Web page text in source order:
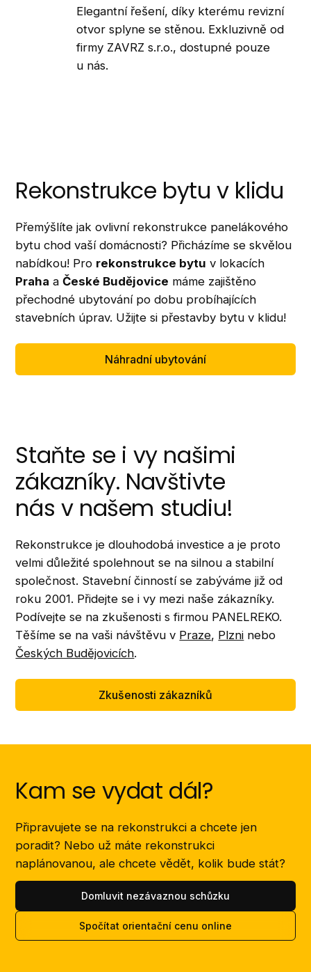
Elegantní řešení, díky kterému revizní
otvor splyne se stěnou. Exkluzivně od
firmy ZAVRZ s.r.o., dostupné pouze
u nás.
Rekonstrukce bytu v klidu
Přemýšlíte jak ovlivní rekonstrukce panelákového
bytu chod vaší domácnosti? Přicházíme se skvělou
nabídkou! Pro rekonstrukce bytu v lokacích
Praha aČeské Budějovice máme zajištěno
přechodné ubytování po dobu probíhajících
stavebních úprav. Užijte si přestavby bytu v klidu!
Náhradní ubytování
Staňte se i vy našimi
zákazníky. Navštivte
nás v našem studiu!
Rekonstrukce je dlouhodobá investice a je proto
velmi důležité spolehnout se na silnou a stabilní
společnost. Stavební činností se zabýváme již od
roku 2001. Přidejte se i vy mezi naše zákazníky.
Podívejte se na zkušenosti s firmou PANELREKO.
Těšíme se na vaši návštěvu v Praze, Plzni nebo
Českých Budějovicích.
Zkušenosti zákazníků
Kam se vydat dál?
Připravujete se na rekonstrukci a chcete jen
poradit? Nebo už máte rekonstrukci
naplánovanou, ale chcete vědět, kolik bude stát?
Domluvit nezávaznou schůzku
Spočítat orientační cenu online